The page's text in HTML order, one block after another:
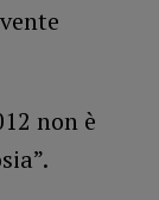
non è